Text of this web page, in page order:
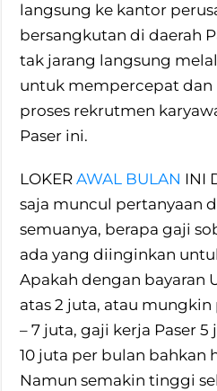
langsung ke kantor
bersangkutan di daerah
tak jarang langsung
untuk mempercepat
proses rekrutmen
Paser ini.
LOKERAWAL BULAN INI
saja muncul pertanyaan
semuanya, berapa gaji
ada yang diinginkan
Apakah dengan bayaran
atas 2 juta, atau
– 7 juta, gaji kerja Paser
10 juta per bulan bahkan
Namun semakin tinggi